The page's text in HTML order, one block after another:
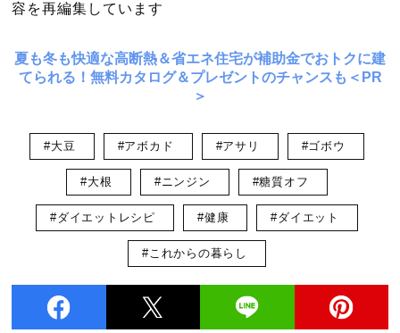
容を再編集しています
夏も冬も快適な高断熱＆省エネ住宅が補助金でおトクに建
てられる！無料カタログ＆プレゼントのチャンスも＜PR
＞
#大豆 #アボカド #アサリ #ゴボウ
#大根 #ニンジン #糖質オフ
#ダイエットレシピ #健康 #ダイエット
#これからの暮らし